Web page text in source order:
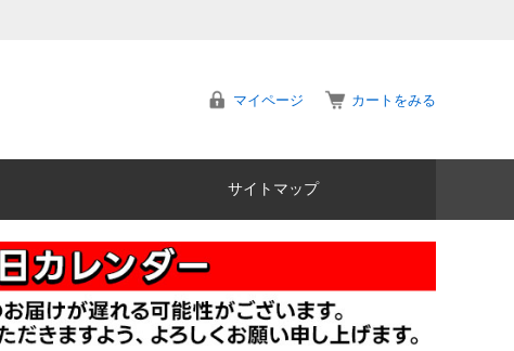
マイページ カートをみる
サイトマップ